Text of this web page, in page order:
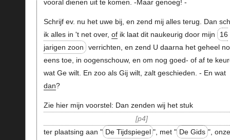
vooral dienen uit te komen. -Maar genoeg! -
Schrijf ev. nu het uwe bij, en zend mij alles terug. Dan
ik alles in 't net over, ofik laat dit naukeurig door mijn
16
jarigen zoon verrichten, en zend U daarna het geheel
eens toe, in oogenschouw, en om nog goed- of af te
wat Ge wilt. En zoo als Gij wilt, zalt geschieden. - En wat
dan?
Zie hier mijn voorstel: Dan zenden wij het stuk
p4
ter plaatsing aan " De Tijdspiegel ", met " De Gids ",